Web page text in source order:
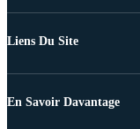
Liens Du Site
En Savoir Davantage